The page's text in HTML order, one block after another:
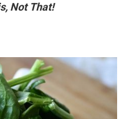
Not That!